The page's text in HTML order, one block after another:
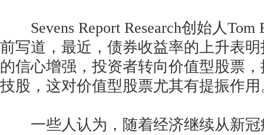
Sevens Report Research创始人Tom
前写道，最近，债券收益率的上升表
的信心增强，投资者转向价值型股票
技股，这对价值型股票尤其有提振作用
一些人认为，随着经济继续从新冠